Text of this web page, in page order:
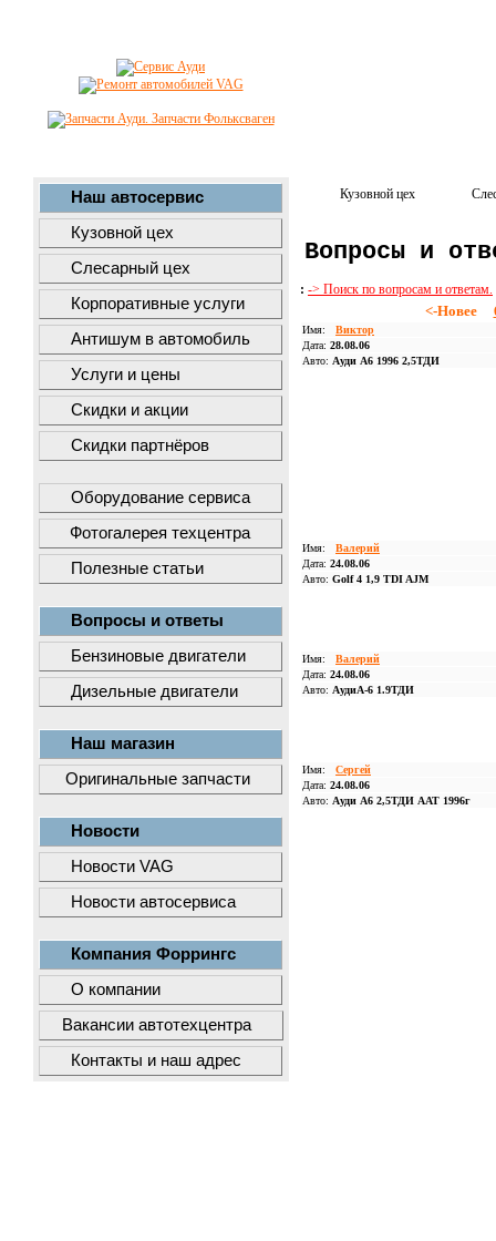
Наш автосервис
Кузовной цех
Слесарный цех
Корпоративные услуги
Антишум в автомобиль
Услуги и цены
Скидки и акции
Скидки партнёров
Оборудование сервиса
Фотогалерея техцентра
Полезные статьи
Вопросы и ответы
Бензиновые двигатели
Дизельные двигатели
Наш магазин
Оригинальные запчасти
Новости
Новости VAG
Новости автосервиса
Компания Форрингс
О компании
Вакансии автотехцентра
Контакты и наш адрес
Кузовной цех
Вопросы и
: -> Поиск по вопросам и ответам.
<-Новее
Имя: Виктор
Дата: 28.08.06
Авто: Ауди А6 1996 2,5ТДИ
Имя: Валерий
Дата: 24.08.06
Авто: Golf 4 1,9 TDI AJM
Имя: Валерий
Дата: 24.08.06
Авто: АудиА-6 1.9ТДИ
Имя: Сергей
Дата: 24.08.06
Авто: Ауди А6 2,5ТДИ ААТ 1996г